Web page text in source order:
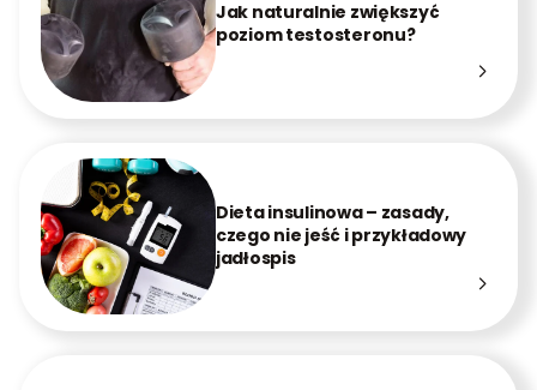
Jak naturalnie zwiększyć
poziom testosteronu?
Dieta insulinowa – zasady,
czego nie jeść i przykładowy
jadłospis